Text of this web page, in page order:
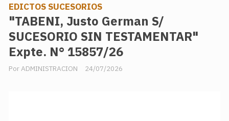
"TABENI, Justo German S/
SUCESORIO SIN TESTAMENTAR"
Expte. N° 15857/26
ADMINISTRACION
EDICTOS SUCESORIOS
24/07/2026